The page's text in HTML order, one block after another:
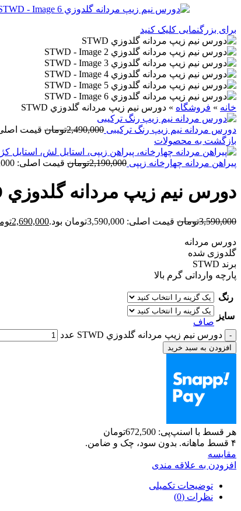
برای بزرگنمایی کلیک کنید
خانه » فروشگاه » دورس نيم زيپ مردانه گلدوزي STWD
دورس مردانه نيم زيپ رنگ ترکیبی 2,490,000تومان قیمت اصلی: 2,490,000تومان
بازگشت به محصولات
پيراهن مردانه چهارخانه زپپی 2,190,000تومان قیمت اصلی: 2,190,000تومان بود.
دورس نيم زيپ مردانه گلدوزي STWD
3,590,000تومان قیمت اصلی: 3,590,000تومان بود. 2,690,000
دورس مردانه
گلدوزی شده
برند STWD
پارچه وارداتی گرم بالا
رنگ
سایز
صاف
دورس نيم زيپ مردانه گلدوزي STWD عدد
افزودن به سبد خرید
هر قسط با اسنپ‌پی: 672,500تومان
۴ قسط ماهانه. بدون سود، چک و ضامن.
مقايسه
افزودن به علاقه مندی
توضیحات تکمیلی
نظرات (0)